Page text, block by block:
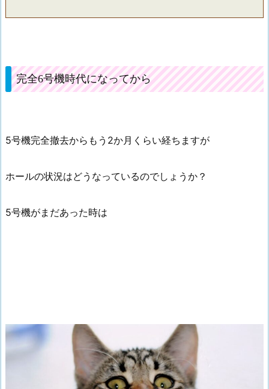
完全6号機時代になってから
5号機完全撤去からもう2か月くらい経ちますが
ホールの状況はどうなっているのでしょうか？
5号機がまだあった時は